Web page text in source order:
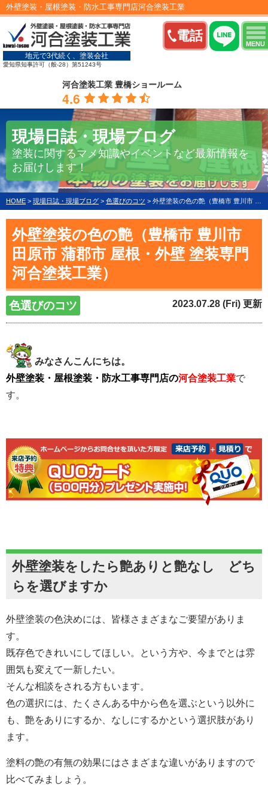
電話
MENU
外壁塗装・屋根塗装・防水工事専門店河合塗装工業
地元で3代続く、塗装会社
愛知県知事許可（般-28）第51243号
河合塗装工業 豊橋ショールーム
4.6
現場日誌・現場ブログ
塗装に関するマメ知識やイベントなど最新情報を
お届けします！
HOME > 現場日誌・現場ブログ > 色選びのコツ > 外壁塗装の色の艶（豊橋市 豊川市 田原市 蒲郡市 屋根・外壁 塗装専門 河合塗装工業）
外壁塗装の色の艶（豊橋市 豊川市
田原市 蒲郡市 屋根・外壁 塗装専門
河合塗装工業）
色選びのコツ 2023.07.28 (Fri) 更新
みなさんこんにちは。
外壁塗装・屋根塗装・防水工事専門店の河合塗装工業で
す。
外壁塗装をしたら艶ありと艶なし どち
らを選びますか
外壁塗装の色決めには、皆様さまざまなご要望がありま
す。
既存色できれいにしてほしい。という方や、今までとは雰
囲気も変えて一新したい。
そんな相談をされる方もいます。
色の選択には、たくさんある中から色を選ぶという以外に
も、艶をありにするか、なしにするかという選択肢があり
ます。
塗料の艶の有無の効果にはさまざまな違いがありますので
比べてみましょう。